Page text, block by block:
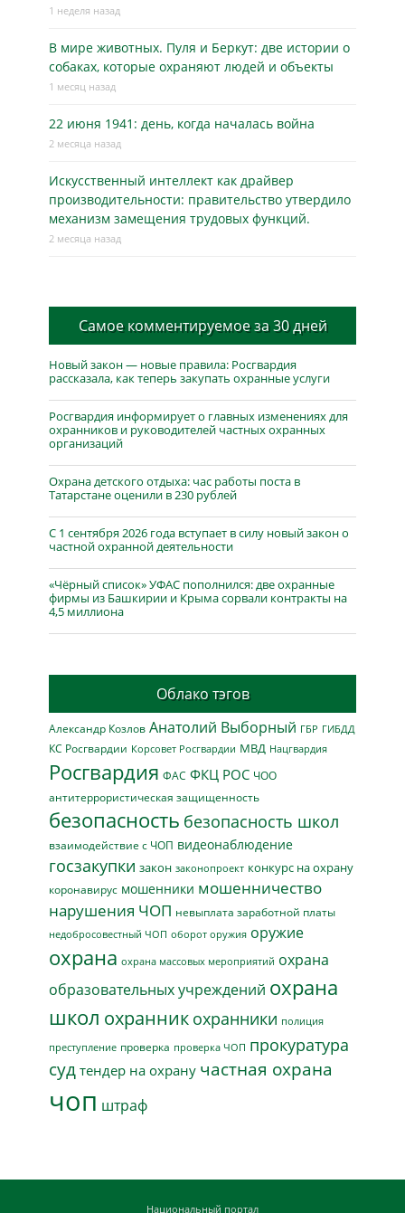
1 неделя назад
В мире животных. Пуля и Беркут: две истории о
собаках, которые охраняют людей и объекты
1 месяц назад
22 июня 1941: день, когда началась война
2 месяца назад
Искусственный интеллект как драйвер
производительности: правительство утвердило
механизм замещения трудовых функций.
2 месяца назад
Самое комментируемое за 30 дней
Новый закон — новые правила: Росгвардия
рассказала, как теперь закупать охранные услуги
Росгвардия информирует о главных изменениях для
охранников и руководителей частных охранных
организаций
Охрана детского отдыха: час работы поста в
Татарстане оценили в 230 рублей
С 1 сентября 2026 года вступает в силу новый закон о
частной охранной деятельности
«Чёрный список» УФАС пополнился: две охранные
фирмы из Башкирии и Крыма сорвали контракты на
4,5 миллиона
Облако тэгов
Александр Козлов Анатолий Выборный ГБР ГИБДД
КС Росгвардии Корсовет Росгвардии МВД Нацгвардия
Росгвардия ФАС ФКЦ РОС ЧОО
антитеррористическая защищенность
безопасность безопасность школ
взаимодействие с ЧОП видеонаблюдение
госзакупки закон законопроект конкурс на охрану
коронавирус мошенники мошенничество
нарушения ЧОП невыплата заработной платы
недобросовестный ЧОП оборот оружия оружие
охрана охрана массовых мероприятий охрана
образовательных учреждений охрана
школ охранник охранники полиция
преступление проверка проверка ЧОП прокуратура
суд тендер на охрану частная охрана
чоп штраф
Национальный портал